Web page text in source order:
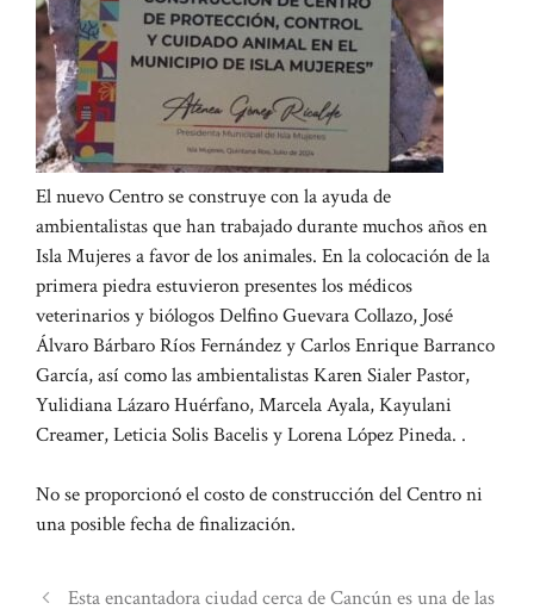
El nuevo Centro se construye con la ayuda de
ambientalistas que han trabajado durante muchos años en
Isla Mujeres a favor de los animales. En la colocación de la
primera piedra estuvieron presentes los médicos
veterinarios y biólogos Delfino Guevara Collazo, José
Álvaro Bárbaro Ríos Fernández y Carlos Enrique Barranco
García, así como las ambientalistas Karen Sialer Pastor,
Yulidiana Lázaro Huérfano, Marcela Ayala, Kayulani
Creamer, Leticia Solis Bacelis y Lorena López Pineda. .
No se proporcionó el costo de construcción del Centro ni
una posible fecha de finalización.
Esta encantadora ciudad cerca de Cancún es una de las